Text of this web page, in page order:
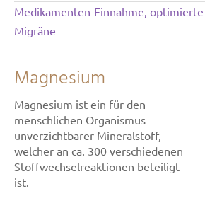
Medikamenten-Einnahme, optimierte
Migräne
Magnesium
Magnesium ist ein für den
menschlichen Organismus
unverzichtbarer Mineralstoff,
welcher an ca. 300 verschiedenen
Stoffwechselreaktionen beteiligt
ist.